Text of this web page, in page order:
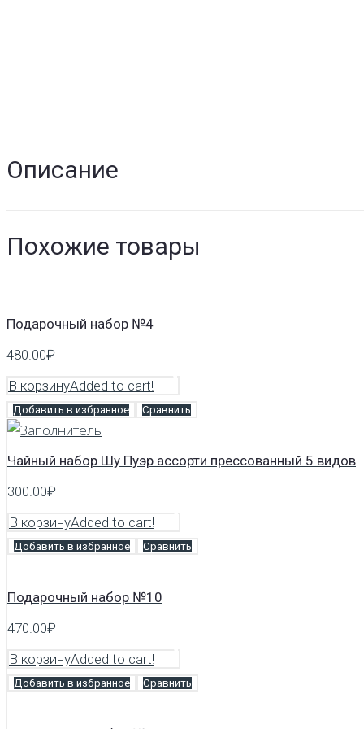
Описание
Похожие товары
Подарочный набор №4
480.00₽
В корзинуAdded to cart!
Добавить в избранное Сравнить
Чайный набор Шу Пуэр ассорти прессованный 5 видов
300.00₽
В корзинуAdded to cart!
Добавить в избранное Сравнить
Подарочный набор №10
470.00₽
В корзинуAdded to cart!
Добавить в избранное Сравнить